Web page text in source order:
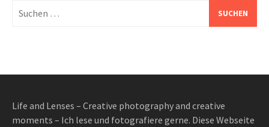
nach:
Life and Lenses – Creative photography and creative
moments – Ich lese und fotografiere gerne. Diese Webseite